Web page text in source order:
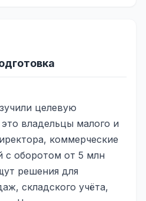
целевую
владельцы малого и
коммерческие
с оборотом от 5 млн
решения для
складского учёта,